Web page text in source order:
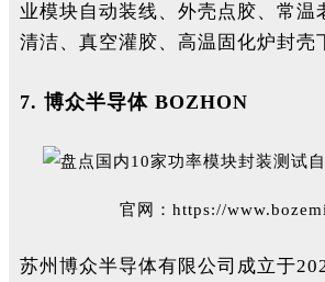
业模块自动装线、外壳点胶、常温
清洁、真空灌胶、高温固化炉封壳
7. 博众半导体 BOZHON
官网： https://
苏州博众半导体有限公司成立于